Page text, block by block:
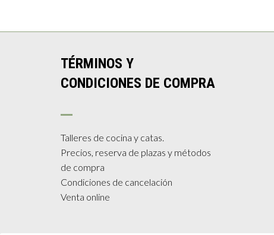
TÉRMINOS Y
CONDICIONES DE COMPRA
Talleres de cocina y catas.
Precios, reserva de plazas y métodos
de compra
Condiciones de cancelación
Venta online